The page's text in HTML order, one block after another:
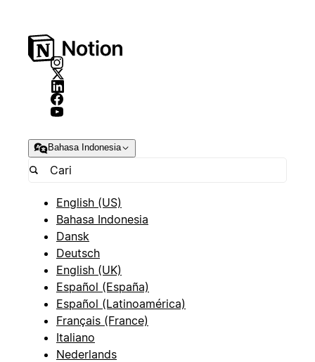
Bahasa Indonesia
English (US)
Bahasa Indonesia
Dansk
Deutsch
English (UK)
Español (España)
Español (Latinoamérica)
Français (France)
Italiano
Nederlands